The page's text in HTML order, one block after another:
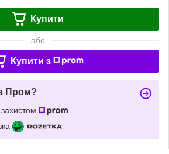
Купити
або
Купити з
Пром?